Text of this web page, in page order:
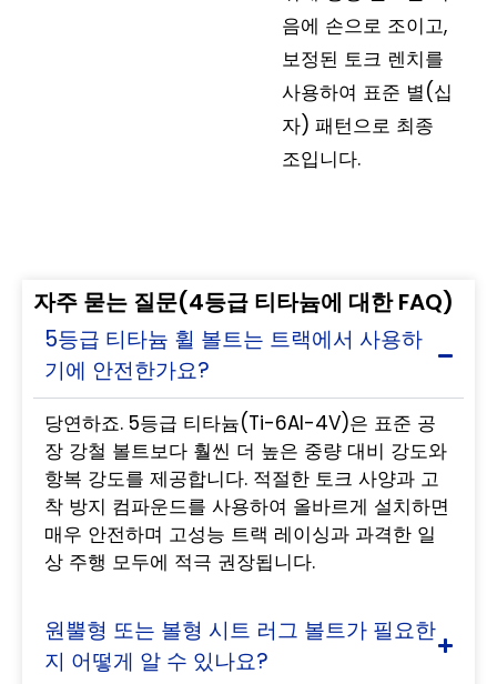
음에 손으로 조이고,
보정된 토크 렌치를
사용하여 표준 별(십
자) 패턴으로 최종
조입니다.
자주 묻는 질문(4등급 티타늄에 대한 FAQ)
5등급 티타늄 휠 볼트는 트랙에서 사용하
기에 안전한가요?
당연하죠. 5등급 티타늄(Ti-6Al-4V)은 표준 공
장 강철 볼트보다 훨씬 더 높은 중량 대비 강도와
항복 강도를 제공합니다. 적절한 토크 사양과 고
착 방지 컴파운드를 사용하여 올바르게 설치하면
매우 안전하며 고성능 트랙 레이싱과 과격한 일
상 주행 모두에 적극 권장됩니다.
원뿔형 또는 볼형 시트 러그 볼트가 필요한
지 어떻게 알 수 있나요?